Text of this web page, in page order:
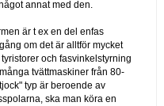
annat med den.
är t ex en del enfas
om det är alltför mycket
och fasvinkelstyrning
tvättmaskiner från 80-
typ är beroende av
ska man köra en